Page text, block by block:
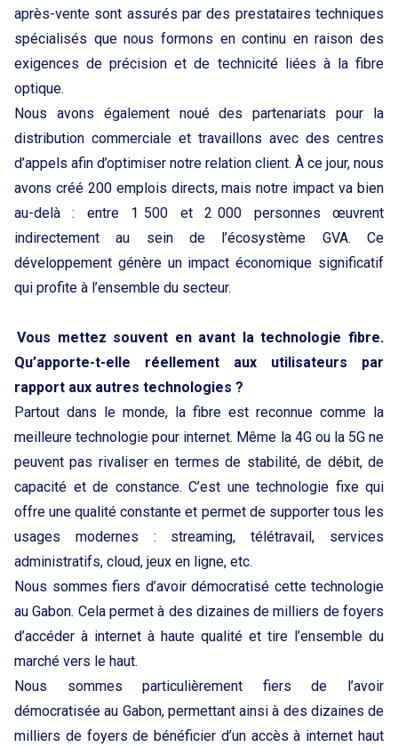
après-vente sont assurés par des prestataires techniques
spécialisés que nous formons en continu en raison des
exigences de précision et de technicité liées à la fibre
optique.
Nous avons également noué des partenariats pour la
distribution commerciale et travaillons avec des centres
d’appels afin d’optimiser notre relation client. À ce jour, nous
avons créé 200 emplois directs, mais notre impact va bien
au-delà : entre 1 500 et 2 000 personnes œuvrent
indirectement au sein de l’écosystème GVA. Ce
développement génère un impact économique significatif
qui profite à l’ensemble du secteur.
Vous mettez souvent en avant la technologie fibre.
Qu’apporte-t-elle réellement aux utilisateurs par
rapport aux autres technologies ?
Partout dans le monde, la fibre est reconnue comme la
meilleure technologie pour internet. Même la 4G ou la 5G ne
peuvent pas rivaliser en termes de stabilité, de débit, de
capacité et de constance. C’est une technologie fixe qui
offre une qualité constante et permet de supporter tous les
usages modernes : streaming, télétravail, services
administratifs, cloud, jeux en ligne, etc.
Nous sommes fiers d’avoir démocratisé cette technologie
au Gabon. Cela permet à des dizaines de milliers de foyers
d’accéder à internet à haute qualité et tire l’ensemble du
marché vers le haut.
Nous sommes particulièrement fiers de l’avoir
démocratisée au Gabon, permettant ainsi à des dizaines de
milliers de foyers de bénéficier d’un accès à internet haut